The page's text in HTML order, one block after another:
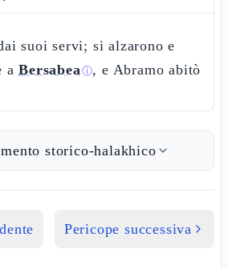
suoi servi; si alzarono e
aBersabeaⓘ, e Abramo abitò
storico-halakhico
Pericope successiva